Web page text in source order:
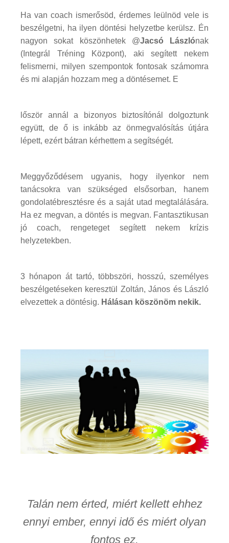
Ha van coach ismerősöd, érdemes leülnöd vele is
beszélgetni, ha ilyen döntési helyzetbe kerülsz. Én
nagyon sokat köszönhetek @Jacsó Lászlónak
(Integrál Tréning Központ), aki segített nekem
felismerni, milyen szempontok fontosak számomra
és mi alapján hozzam meg a döntésemet. E
lőször annál a bizonyos biztosítónál dolgoztunk
együtt, de ő is inkább az önmegvalósítás útjára
lépett, ezért bátran kérhettem a segítségét.
Meggyőződésem ugyanis, hogy ilyenkor nem
tanácsokra van szükséged elsősorban, hanem
gondolatébresztésre és a saját utad megtalálására.
Ha ez megvan, a döntés is megvan. Fantasztikusan
jó coach, rengeteget segített nekem krízis
helyzetekben.
3 hónapon át tartó, többszöri, hosszú, személyes
beszélgetéseken keresztül Zoltán, János és László
elvezettek a döntésig. Hálásan köszönöm nekik.
Talán nem érted, miért kellett ehhez
ennyi ember, ennyi idő és miért olyan
fontos ez.